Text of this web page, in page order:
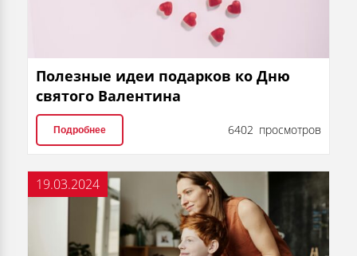
Полезные идеи подарков ко Дню
святого Валентина
Подробнее 6402 просмотров
19.03.2024